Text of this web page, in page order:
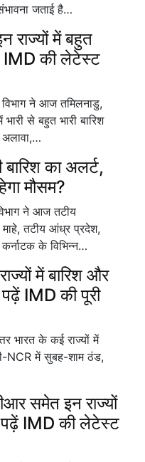
जताई है…
राज्यों में बहुत
IMD की लेटेस्ट
ने आज तमिलनाडु,
से बहुत भारी बारिश
अलावा,…
का अलर्ट,
मौसम?
ने आज तटीय
तटीय आंध्र प्रदेश,
के विभिन्न…
में बारिश और
पढ़ें IMD की पूरी
भारत के कई राज्यों में
NCR में सुबह-शाम ठंड,
समेत इन राज्यों
पढ़ें IMD की लेटेस्ट